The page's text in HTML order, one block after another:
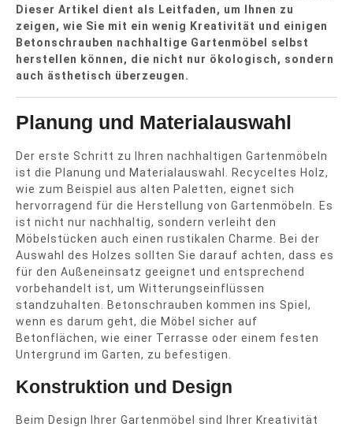
Dieser Artikel dient als Leitfaden, um Ihnen zu
zeigen, wie Sie mit ein wenig Kreativität und einigen
Betonschrauben nachhaltige Gartenmöbel selbst
herstellen können, die nicht nur ökologisch, sondern
auch ästhetisch überzeugen.
Planung und Materialauswahl
Der erste Schritt zu Ihren nachhaltigen Gartenmöbeln
ist die Planung und Materialauswahl. Recyceltes Holz,
wie zum Beispiel aus alten Paletten, eignet sich
hervorragend für die Herstellung von Gartenmöbeln. Es
ist nicht nur nachhaltig, sondern verleiht den
Möbelstücken auch einen rustikalen Charme. Bei der
Auswahl des Holzes sollten Sie darauf achten, dass es
für den Außeneinsatz geeignet und entsprechend
vorbehandelt ist, um Witterungseinflüssen
standzuhalten. Betonschrauben kommen ins Spiel,
wenn es darum geht, die Möbel sicher auf
Betonflächen, wie einer Terrasse oder einem festen
Untergrund im Garten, zu befestigen.
Konstruktion und Design
Beim Design Ihrer Gartenmöbel sind Ihrer Kreativität